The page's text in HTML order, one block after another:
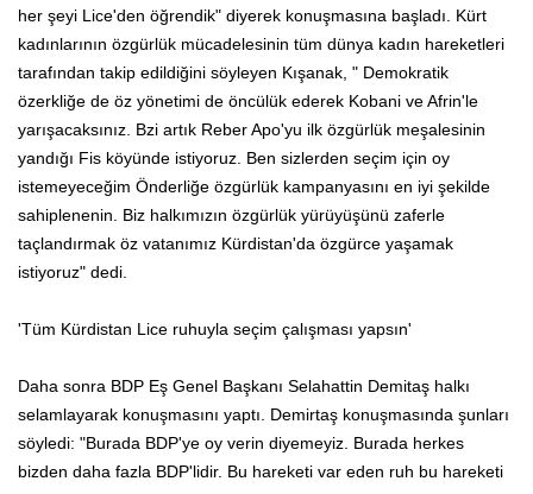
her şeyi Lice'den öğrendik" diyerek konuşmasına başladı. Kürt
kadınlarının özgürlük mücadelesinin tüm dünya kadın hareketleri
tarafından takip edildiğini söyleyen Kışanak, " Demokratik
özerkliğe de öz yönetimi de öncülük ederek Kobani ve Afrin'le
yarışacaksınız. Bzi artık Reber Apo'yu ilk özgürlük meşalesinin
yandığı Fis köyünde istiyoruz. Ben sizlerden seçim için oy
istemeyeceğim Önderliğe özgürlük kampanyasını en iyi şekilde
sahiplenenin. Biz halkımızın özgürlük yürüyüşünü zaferle
taçlandırmak öz vatanımız Kürdistan'da özgürce yaşamak
istiyoruz" dedi.
'Tüm Kürdistan Lice ruhuyla seçim çalışması yapsın'
Daha sonra BDP Eş Genel Başkanı Selahattin Demitaş halkı
selamlayarak konuşmasını yaptı. Demirtaş konuşmasında şunları
söyledi: "Burada BDP'ye oy verin diyemeyiz. Burada herkes
bizden daha fazla BDP'lidir. Bu hareketi var eden ruh bu hareketi